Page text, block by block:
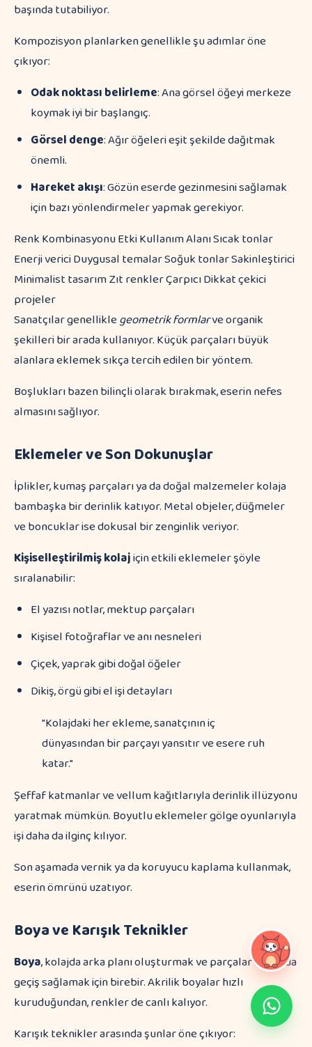
başında tutabiliyor.
Kompozisyon planlarken genellikle şu adımlar öne
çıkıyor:
Odak noktası belirleme: Ana görsel öğeyi merkeze
koymak iyi bir başlangıç.
Görsel denge: Ağır öğeleri eşit şekilde dağıtmak
önemli.
Hareket akışı: Gözün eserde gezinmesini sağlamak
için bazı yönlendirmeler yapmak gerekiyor.
Renk Kombinasyonu Etki Kullanım Alanı Sıcak tonlar
Enerji verici Duygusal temalar Soğuk tonlar Sakinleştirici
Minimalist tasarım Zıt renkler Çarpıcı Dikkat çekici
projeler
Sanatçılar genelliklegeometrik formlarve organik
şekilleri bir arada kullanıyor. Küçük parçaları büyük
alanlara eklemek sıkça tercih edilen bir yöntem.
Boşlukları bazen bilinçli olarak bırakmak, eserin nefes
almasını sağlıyor.
Eklemeler ve Son Dokunuşlar
İplikler, kumaş parçaları ya da doğal malzemeler kolaja
bambaşka bir derinlik katıyor. Metal objeler, düğmeler
ve boncuklar ise dokusal bir zenginlik veriyor.
Kişiselleştirilmiş kolajiçin etkili eklemeler şöyle
sıralanabilir:
El yazısı notlar, mektup parçaları
Kişisel fotoğraflar ve anı nesneleri
Çiçek, yaprak gibi doğal öğeler
Dikiş, örgü gibi el işi detayları
"Kolajdaki her ekleme, sanatçının iç
dünyasından bir parçayı yansıtır ve esere ruh
katar."
Şeffaf katmanlar ve vellum kağıtlarıyla derinlik illüzyonu
yaratmak mümkün. Boyutlu eklemeler gölge oyunlarıyla
işi daha da ilginç kılıyor.
Son aşamada vernik ya da koruyucu kaplama kullanmak,
eserin ömrünü uzatıyor.
Boya ve Karışık Teknikler
Boya, kolajda arka planı oluşturmak ve parçalar arasında
geçiş sağlamak için birebir. Akrilik boyalar hızlı
kuruduğundan, renkler de canlı kalıyor.
Karışık teknikler arasında şunlar öne çıkıyor: